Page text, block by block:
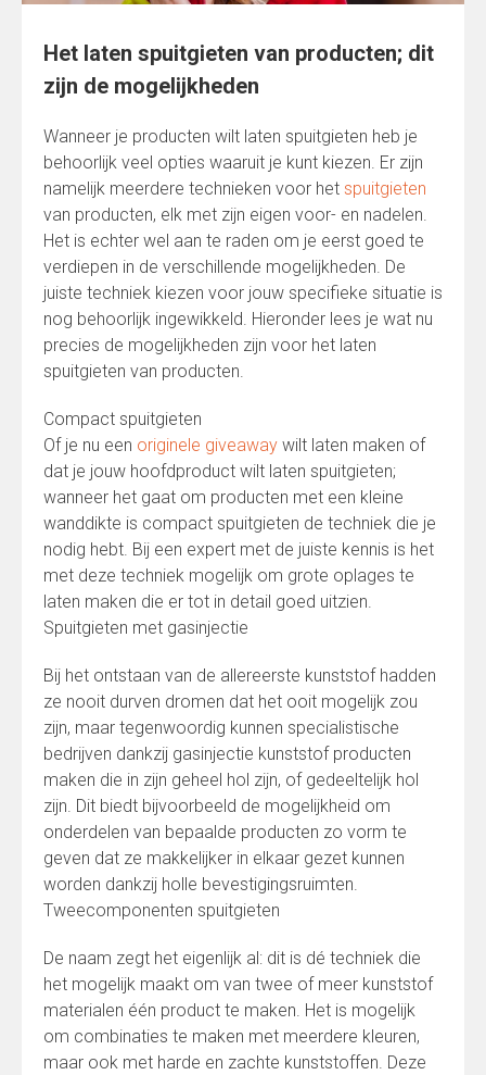
Het laten spuitgieten van producten; dit
zijn de mogelijkheden
Wanneer je producten wilt laten spuitgieten heb je
behoorlijk veel opties waaruit je kunt kiezen. Er zijn
namelijk meerdere technieken voor het spuitgieten
van producten, elk met zijn eigen voor- en nadelen.
Het is echter wel aan te raden om je eerst goed te
verdiepen in de verschillende mogelijkheden. De
juiste techniek kiezen voor jouw specifieke situatie is
nog behoorlijk ingewikkeld. Hieronder lees je wat nu
precies de mogelijkheden zijn voor het laten
spuitgieten van producten.
Compact spuitgieten
Of je nu een originele giveaway wilt laten maken of
dat je jouw hoofdproduct wilt laten spuitgieten;
wanneer het gaat om producten met een kleine
wanddikte is compact spuitgieten de techniek die je
nodig hebt. Bij een expert met de juiste kennis is het
met deze techniek mogelijk om grote oplages te
laten maken die er tot in detail goed uitzien.
Spuitgieten met gasinjectie
Bij het ontstaan van de allereerste kunststof hadden
ze nooit durven dromen dat het ooit mogelijk zou
zijn, maar tegenwoordig kunnen specialistische
bedrijven dankzij gasinjectie kunststof producten
maken die in zijn geheel hol zijn, of gedeeltelijk hol
zijn. Dit biedt bijvoorbeeld de mogelijkheid om
onderdelen van bepaalde producten zo vorm te
geven dat ze makkelijker in elkaar gezet kunnen
worden dankzij holle bevestigingsruimten.
Tweecomponenten spuitgieten
De naam zegt het eigenlijk al: dit is dé techniek die
het mogelijk maakt om van twee of meer kunststof
materialen één product te maken. Het is mogelijk
om combinaties te maken met meerdere kleuren,
maar ook met harde en zachte kunststoffen. Deze